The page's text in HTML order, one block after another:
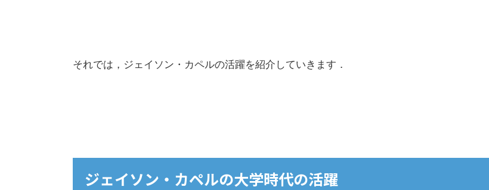
それでは，ジェイソン・カペルの活躍を紹介していきます．
ジェイソン・カペルの大学時代の活躍